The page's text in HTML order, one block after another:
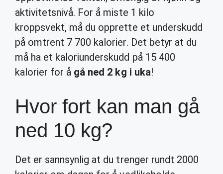
aktivitetsnivå. For å miste 1 kilo
kroppsvekt, må du opprette et underskudd
på omtrent 7 700 kalorier. Det betyr at du
må ha et kaloriunderskudd på 15 400
kalorier for å gå ned 2 kg i uka!
Hvor fort kan man gå
ned 10 kg?
Det er sannsynlig at du trenger rundt 2000